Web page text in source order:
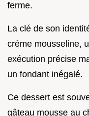
ferme.
La clé de son
crème mousseline,
exécution précise
un fondant inégalé.
Ce dessert est
gâteau mousse au